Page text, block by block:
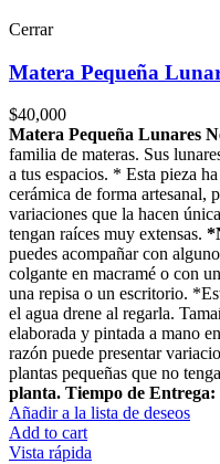
Cerrar
Matera Pequeña
$40,000
Matera Pequeña Lunares
familia de materas. Sus
a tus espacios. * Esta pieza
cerámica de forma artesanal,
variaciones que la hacen
tengan raíces muy extensas.
puedes acompañar con
colgante en macramé o con
una repisa o un escritorio.
el agua drene al regarla.
elaborada y pintada a mano
razón puede presentar
plantas pequeñas que no
planta. Tiempo de Entrega:
Añadir a la lista de deseos
Add to cart
Vista rápida